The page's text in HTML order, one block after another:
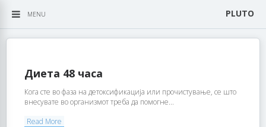
MENU PLUTO
Диета 48 часа
Кога сте во фаза на детоксификација или прочистување, се што
внесувате во организмот треба да помогне...
Read More